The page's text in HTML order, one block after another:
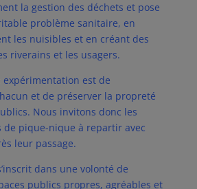
la gestion des déchets et pose
problème sanitaire, en
les nuisibles et en créant des
riverains et les usagers.
expérimentation est de
et de préserver la propreté
Nous invitons donc les
de pique-nique à repartir avec
leur passage.
dans une volonté de
publics propres, agréables et